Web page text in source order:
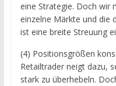
eine Strategie. Doch wir
einzelne Märkte und die
ist eine breite Streuung
(4) Positionsgrößen
Retailtrader neigt dazu,
stark zu überhebeln.